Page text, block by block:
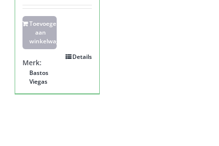
Toevoegen
aan
winkelwagen
Details
Merk:
Bastos
Viegas